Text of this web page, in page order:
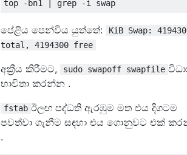
පේළිය පෙන්විය යුත්තේ:
KiB Swap:
total, 4194300 free
අක්‍රීය කිරීමට, sudo swapoff swapfile
භාවිතා කරන්න .
fstab ඊලඟ පද්ධති ඇරඹුම මත එය දිගටම
පවත්වා ගැනීම සඳහා එය ගොනුවට එක්
.